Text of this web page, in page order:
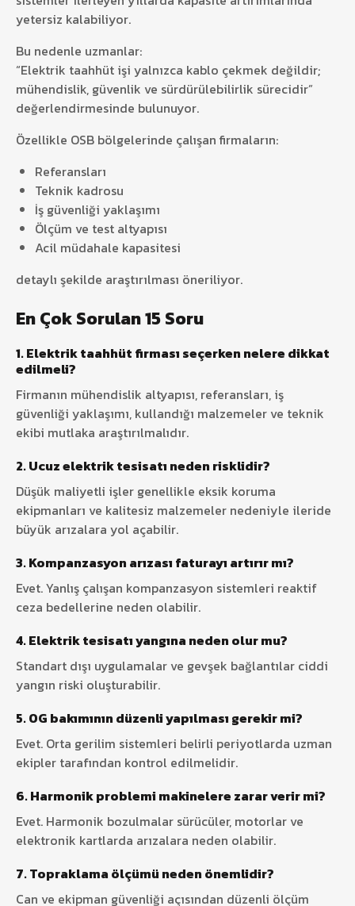
yetersiz kalabiliyor.
Bu nedenle uzmanlar:
“Elektrik taahhüt işi yalnızca kablo çekmek değildir;
mühendislik, güvenlik ve sürdürülebilirlik sürecidir”
değerlendirmesinde bulunuyor.
Özellikle OSB bölgelerinde çalışan firmaların:
Referansları
Teknik kadrosu
İş güvenliği yaklaşımı
Ölçüm ve test altyapısı
Acil müdahale kapasitesi
detaylı şekilde araştırılması öneriliyor.
En Çok Sorulan 15 Soru
1. Elektrik taahhüt firması seçerken nelere dikkat
edilmeli?
Firmanın mühendislik altyapısı, referansları, iş
güvenliği yaklaşımı, kullandığı malzemeler ve teknik
ekibi mutlaka araştırılmalıdır.
2. Ucuz elektrik tesisatı neden risklidir?
Düşük maliyetli işler genellikle eksik koruma
ekipmanları ve kalitesiz malzemeler nedeniyle ileride
büyük arızalara yol açabilir.
3. Kompanzasyon arızası faturayı artırır mı?
Evet. Yanlış çalışan kompanzasyon sistemleri reaktif
ceza bedellerine neden olabilir.
4. Elektrik tesisatı yangına neden olur mu?
Standart dışı uygulamalar ve gevşek bağlantılar ciddi
yangın riski oluşturabilir.
5. OG bakımının düzenli yapılması gerekir mi?
Evet. Orta gerilim sistemleri belirli periyotlarda uzman
ekipler tarafından kontrol edilmelidir.
6. Harmonik problemi makinelere zarar verir mi?
Evet. Harmonik bozulmalar sürücüler, motorlar ve
elektronik kartlarda arızalara neden olabilir.
7. Topraklama ölçümü neden önemlidir?
Can ve ekipman güvenliği açısından düzenli ölçüm